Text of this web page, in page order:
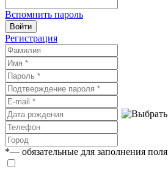
Вспомнить пароль
Войти
Регистрация
*— обязательные для заполнения поля